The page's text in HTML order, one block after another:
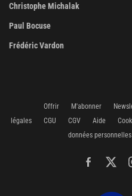
Christophe Michalak
Paul Bocuse
Frédéric Vardon
Offrir M'abonner
légales
CGU CGV Aide
données personnelles